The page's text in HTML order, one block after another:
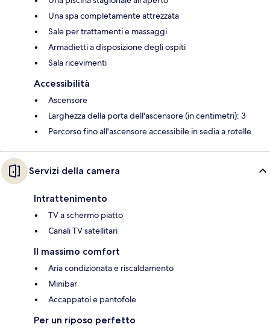
Una spa completamente attrezzata
Sale per trattamenti e massaggi
Armadietti a disposizione degli ospiti
Sala ricevimenti
Accessibilità
Ascensore
Larghezza della porta dell'ascensore (in centimetri): 3
Percorso fino all'ascensore accessibile in sedia a rotelle
Servizi della camera
Intrattenimento
TV a schermo piatto
Canali TV satellitari
Il massimo comfort
Aria condizionata e riscaldamento
Minibar
Accappatoi e pantofole
Per un riposo perfetto